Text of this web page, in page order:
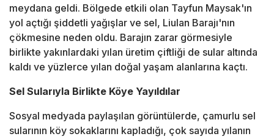
meydana geldi. Bölgede etkili olan Tayfun Maysak'ın
yol açtığı şiddetli yağışlar ve sel, Liulan Barajı'nın
çökmesine neden oldu. Barajın zarar görmesiyle
birlikte yakınlardaki yılan üretim çiftliği de sular altında
kaldı ve yüzlerce yılan doğal yaşam alanlarına kaçtı.
Sel Sularıyla Birlikte Köye Yayıldılar
Sosyal medyada paylaşılan görüntülerde, çamurlu sel
sularının köy sokaklarını kapladığı, çok sayıda yılanın